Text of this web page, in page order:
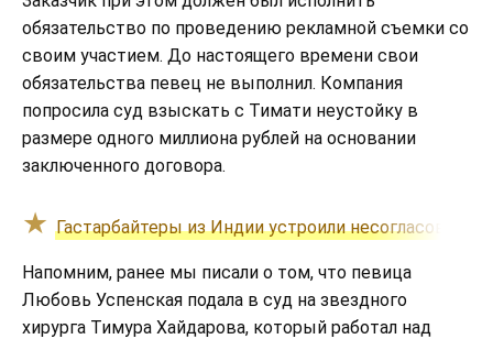
обязательство по проведению рекламной съемки со
своим участием. До настоящего времени свои
обязательства певец не выполнил. Компания
попросила суд взыскать с Тимати неустойку в
размере одного миллиона рублей на основании
заключенного договора.
Гастарбайтеры из Индии устроили
Напомним, ранее мы писали о том, что певица
Любовь Успенская подала в суд на звездного
хирурга Тимура Хайдарова, который работал над